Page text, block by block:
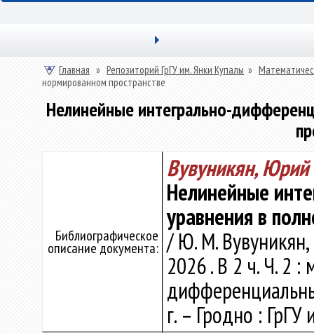
Главная » Репозиторий ГрГУ им. Янки Купалы »
нормированном пространстве
Нелинейные интегрально-
Библиографическое
описание документа:
Вувуникян,
Нелинейные
уравнения в
/ Ю. М.
2026 . В 2 ч. Ч. 2
г. – Гродно :